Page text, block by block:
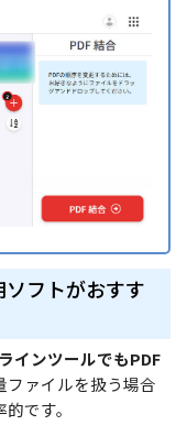
フトがおすす
インツールでもPDF
ファイルを扱う場合
です。